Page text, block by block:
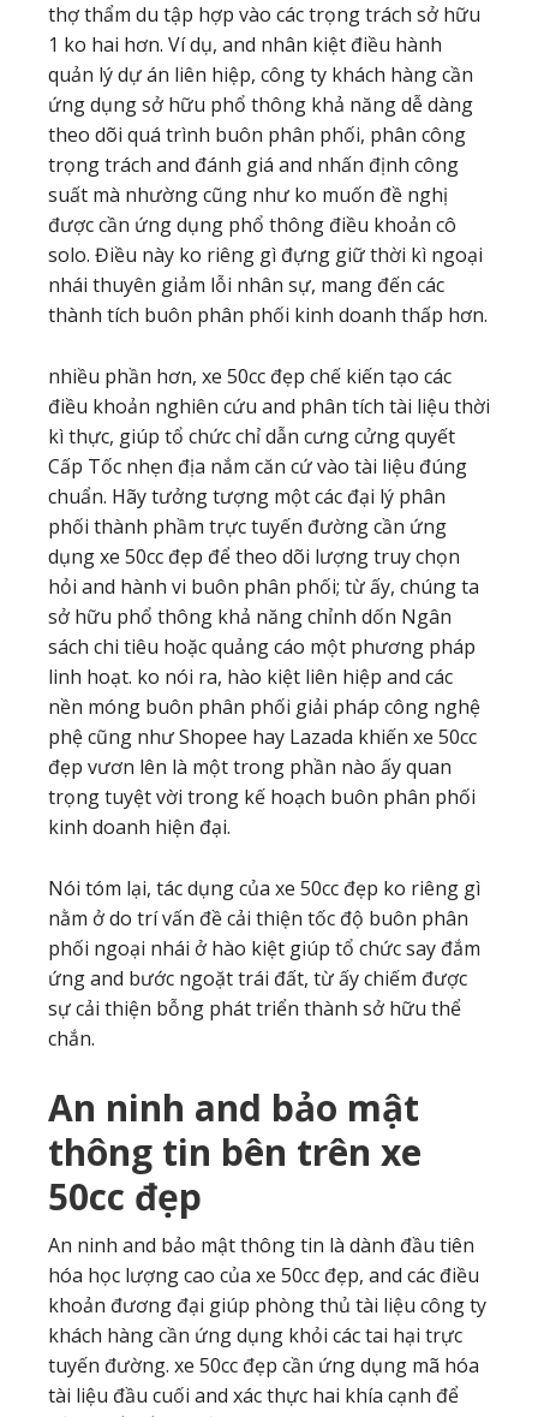
thợ thẩm du tập hợp vào các trọng trách sở hữu
1 ko hai hơn. Ví dụ, and nhân kiệt điều hành
quản lý dự án liên hiệp, công ty khách hàng cần
ứng dụng sở hữu phổ thông khả năng dễ dàng
theo dõi quá trình buôn phân phối, phân công
trọng trách and đánh giá and nhấn định công
suất mà nhường cũng như ko muốn đề nghị
được cần ứng dụng phổ thông điều khoản cô
solo. Điều này ko riêng gì đựng giữ thời kì ngoại
nhái thuyên giảm lỗi nhân sự, mang đến các
thành tích buôn phân phối kinh doanh thấp hơn.
nhiều phần hơn, xe 50cc đẹp chế kiến tạo các
điều khoản nghiên cứu and phân tích tài liệu thời
kì thực, giúp tổ chức chỉ dẫn cưng cửng quyết
Cấp Tốc nhẹn địa nắm căn cứ vào tài liệu đúng
chuẩn. Hãy tưởng tượng một các đại lý phân
phối thành phầm trực tuyến đường cần ứng
dụng xe 50cc đẹp để theo dõi lượng truy chọn
hỏi and hành vi buôn phân phối; từ ấy, chúng ta
sở hữu phổ thông khả năng chỉnh dốn Ngân
sách chi tiêu hoặc quảng cáo một phương pháp
linh hoạt. ko nói ra, hào kiệt liên hiệp and các
nền móng buôn phân phối giải pháp công nghệ
phệ cũng như Shopee hay Lazada khiến xe 50cc
đẹp vươn lên là một trong phần nào ấy quan
trọng tuyệt vời trong kế hoạch buôn phân phối
kinh doanh hiện đại.
Nói tóm lại, tác dụng của xe 50cc đẹp ko riêng gì
nằm ở do trí vấn đề cải thiện tốc độ buôn phân
phối ngoại nhái ở hào kiệt giúp tổ chức say đắm
ứng and bước ngoặt trái đất, từ ấy chiếm được
sự cải thiện bỗng phát triển thành sở hữu thể
chắn.
An ninh and bảo mật
thông tin bên trên xe
50cc đẹp
An ninh and bảo mật thông tin là dành đầu tiên
hóa học lượng cao của xe 50cc đẹp, and các điều
khoản đương đại giúp phòng thủ tài liệu công ty
khách hàng cần ứng dụng khỏi các tai hại trực
tuyến đường. xe 50cc đẹp cần ứng dụng mã hóa
tài liệu đầu cuối and xác thực hai khía cạnh để